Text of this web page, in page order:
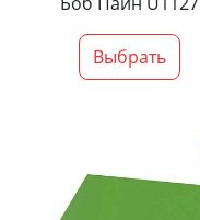
Выбрать